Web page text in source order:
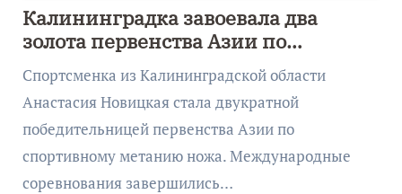
Калининградка завоевала два
золота первенства Азии по
метанию ножа
Спортсменка из Калининградской области
Анастасия Новицкая стала двукратной
победительницей первенства Азии по
спортивному метанию ножа. Международные
соревнования завершились…